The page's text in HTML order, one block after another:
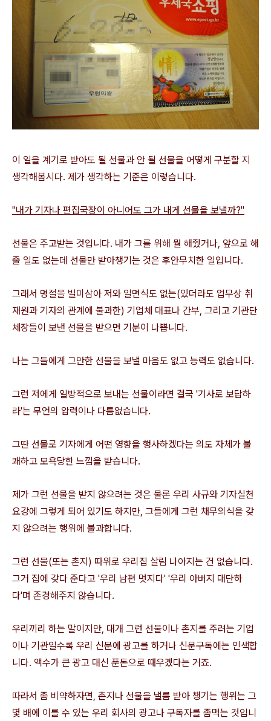
이 일을 계기로 받아도 될 선물과 안 될 선물을 어떻게 구분할 지
생각해봅시다. 제가 생각하는 기준은 이렇습니다.
"내가 기자나 편집국장이 아니어도 그가 내게 선물을 보낼까?"
선물은 주고받는 것입니다. 내가 그를 위해 뭘 해줬거나, 앞으로 해
줄 일도 없는데 선물만 받아챙기는 것은 후안무치한 일입니다.
그래서 명절을 빌미삼아 저와 일면식도 없는(있더라도 업무상 취
재원과 기자의 관계에 불과한) 기업체 대표나 간부, 그리고 기관단
체장들이 보낸 선물을 받으면 기분이 나쁩니다.
나는 그들에게 그만한 선물을 보낼 마음도 없고 능력도 없습니다.
그런 저에게 일방적으로 보내는 선물이라면 결국 '기사로 보답하
라'는 무언의 압력이나 다름없습니다.
그딴 선물로 기자에게 어떤 영향을 행사하겠다는 의도 자체가 불
쾌하고 모욕당한 느낌을 받습니다.
제가 그런 선물을 받지 않으려는 것은 물론 우리 사규와 기자실천
요강에 그렇게 되어 있기도 하지만, 그들에게 그런 채무의식을 갖
지 않으려는 행위에 불과합니다.
그런 선물(또는 촌지) 따위로 우리집 살림 나아지는 건 없습니다.
그거 집에 갖다 준다고 '우리 남편 멋지다' '우리 아버지 대단하
다'며 존경해주지 않습니다.
우리끼리 하는 말이지만, 대개 그런 선물이나 촌지를 주려는 기업
이나 기관일수록 우리 신문에 광고를 하거나 신문구독에는 인색합
니다. 액수가 큰 광고 대신 푼돈으로 때우겠다는 거죠.
따라서 좀 비약하자면, 촌지나 선물을 낼름 받아 챙기는 행위는 그
몇 배에 이를 수 있는 우리 회사의 광고나 구독자를 좀먹는 것입니